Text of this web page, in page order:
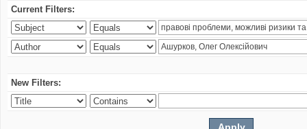
Current Filters:
New Filters: